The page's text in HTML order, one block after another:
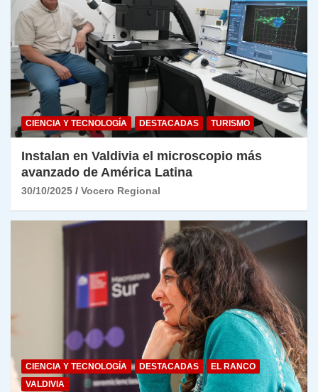
CIENCIA Y TECNOLOGÍA DESTACADAS TURISMO
Instalan en Valdivia el microscopio más
avanzado de América Latina
30/10/2025 Vocero Regional
CIENCIA Y TECNOLOGÍA DESTACADAS
EL RANCO
VALDIVIA